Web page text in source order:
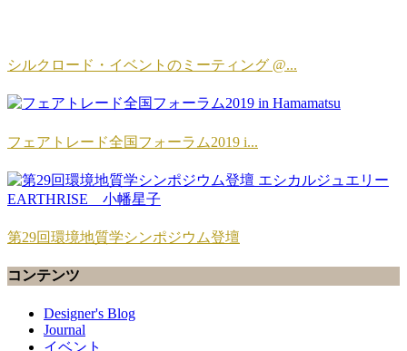
シルクロード・イベントのミーティング @...
フェアトレード全国フォーラム2019 i...
第29回環境地質学シンポジウム登壇
コンテンツ
Designer's Blog
Journal
イベント